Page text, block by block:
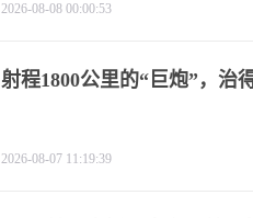
2026-08-08 00:00:53
射程1800公里的“巨炮”，治
2026-08-07 11:19:39